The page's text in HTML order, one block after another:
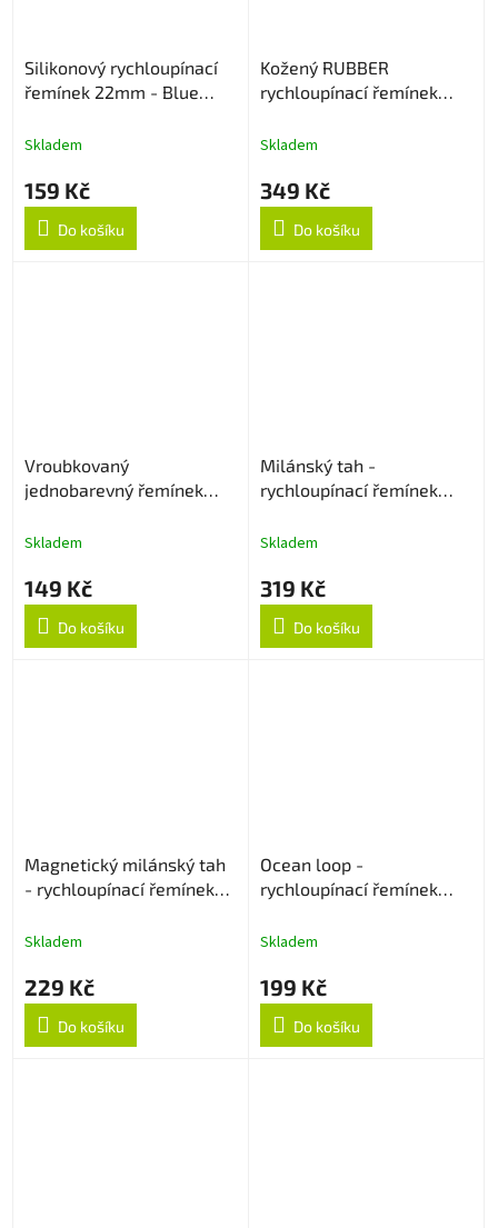
Silikonový rychloupínací
řemínek 22mm - Blue
Skladem
159 Kč
Do košíku
Kožený RUBBER
rychloupínací řemínek
Skladem
349 Kč
Do košíku
Vroubkovaný
jednobarevný řemínek
Skladem
149 Kč
Do košíku
Milánský tah -
rychloupínací řemínek
Skladem
319 Kč
Do košíku
Magnetický milánský tah
- rychloupínací řemínek
Skladem
229 Kč
Do košíku
Ocean loop -
rychloupínací řemínek
Skladem
199 Kč
Do košíku